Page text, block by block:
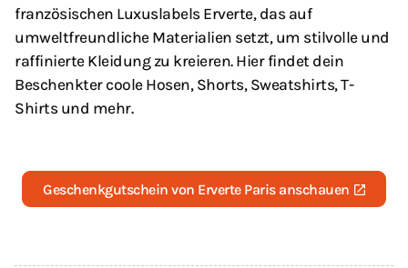
französischen Luxuslabels Erverte, das auf
umweltfreundliche Materialien setzt, um stilvolle und
raffinierte Kleidung zu kreieren. Hier findet dein
Beschenkter coole Hosen, Shorts, Sweatshirts, T-
Shirts und mehr.
Geschenkgutschein von Erverte Paris anschauen